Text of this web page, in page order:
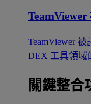
TeamViewer
DEX 工具領域
關鍵整合